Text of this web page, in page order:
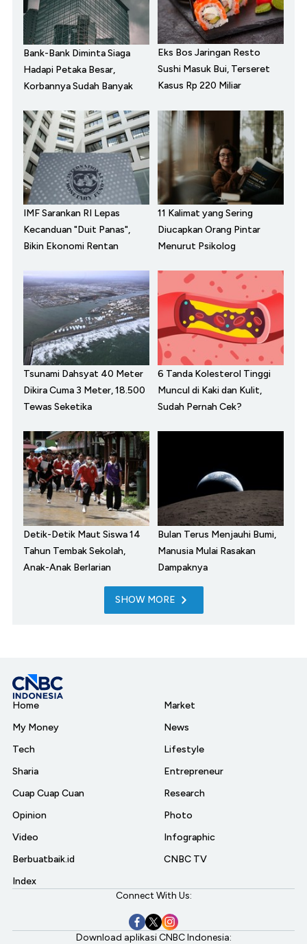
Bank-Bank Diminta Siaga
Hadapi Petaka Besar,
Korbannya Sudah Banyak
Eks Bos Jaringan Resto
Sushi Masuk Bui, Terseret
Kasus Rp 220 Miliar
IMF Sarankan RI Lepas
Kecanduan "Duit Panas",
Bikin Ekonomi Rentan
11 Kalimat yang Sering
Diucapkan Orang Pintar
Menurut Psikolog
Tsunami Dahsyat 40 Meter
Dikira Cuma 3 Meter, 18.500
Tewas Seketika
6 Tanda Kolesterol Tinggi
Muncul di Kaki dan Kulit,
Sudah Pernah Cek?
Detik-Detik Maut Siswa 14
Tahun Tembak Sekolah,
Anak-Anak Berlarian
Bulan Terus Menjauhi Bumi,
Manusia Mulai Rasakan
Dampaknya
SHOW MORE
Home
My Money
Tech
Sharia
Cuap Cuap Cuan
Opinion
Video
Berbuatbaik.id
Index
Market
News
Lifestyle
Entrepreneur
Research
Photo
Infographic
CNBC TV
Connect With Us:
Download aplikasi CNBC Indonesia: